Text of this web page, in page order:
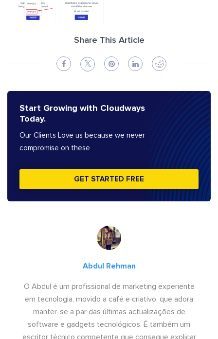
Share This Article
Start Growing with Cloudways
Today.
Our Clients Love us because we never
compromise on these
GET STARTED FREE
Abdul Rehman
O Abdul é um profissional de marketing experiente
em tecnologia, movido a café e criativo, que adora
manter-se a par das últimas actualizações de
software e gadgets tecnológicos. É também um
escritor técnico competente que consegue explicar